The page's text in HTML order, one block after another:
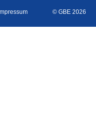
Impressum © GBE 2026